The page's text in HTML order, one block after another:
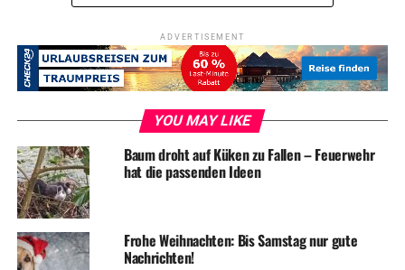
ADVERTISEMENT
Und hier das Video:
ADVERTISEMENT
YOU MAY LIKE
Baum droht auf Küken zu Fallen – Feuerwehr
hat die passenden Ideen
Frohe Weihnachten: Bis Samstag nur gute
Nachrichten!